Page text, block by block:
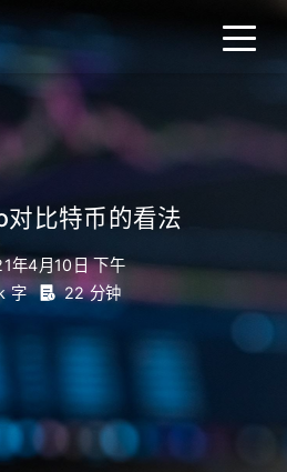
比特币的看法
年4月10日 下午
字
22 分钟